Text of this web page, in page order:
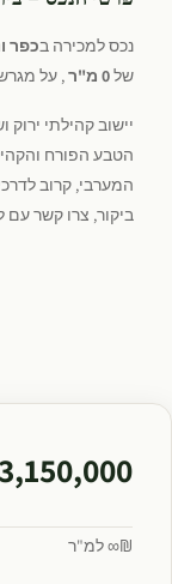
נכס למכירה בכפר
של0 מ"ר , על מגרש של 4000
יישוב קהילתי
הטבע הפורח
המערבי, קרוב
ביקור, צרו קשר עם לימור
₪∞ למ"ר